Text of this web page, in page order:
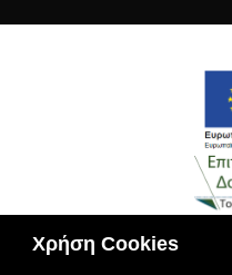
Χρήση Cookies